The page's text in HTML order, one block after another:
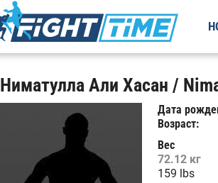
Ниматулла Али Хасан /
Дата
Возраст:
Вес
72.12 кг
159 lbs